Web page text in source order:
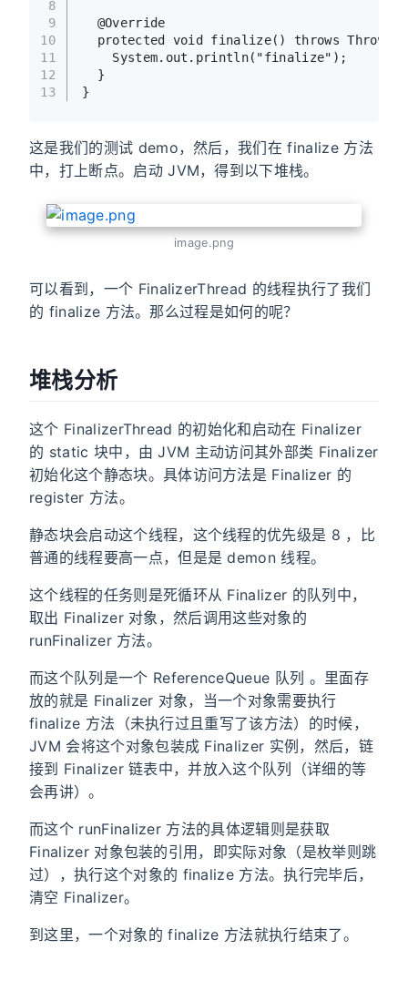
8
9
10
11
12
13
@Override
protected
void finalize() throws
    System.out.println(
"finalize" );
  }
}
这是我们的测试 demo，然后，我们在 finalize 方法
中，打上断点。启动 JVM，得到以下堆栈。
image.png
可以看到，一个 FinalizerThread 的线程执行了我们
的 finalize 方法。那么过程是如何的呢？
堆栈分析
这个 FinalizerThread 的初始化和启动在 Finalizer
的 static 块中，由 JVM 主动访问其外部类 Finalizer
初始化这个静态块。具体访问方法是 Finalizer 的
register 方法。
静态块会启动这个线程，这个线程的优先级是 8 ，比
普通的线程要高一点，但是是 demon 线程。
这个线程的任务则是死循环从 Finalizer 的队列中，
取出 Finalizer 对象，然后调用这些对象的
runFinalizer 方法。
而这个队列是一个 ReferenceQueue 队列 。里面存
放的就是 Finalizer 对象，当一个对象需要执行
finalize 方法（未执行过且重写了该方法）的时候，
JVM 会将这个对象包装成 Finalizer 实例，然后，链
接到 Finalizer 链表中，并放入这个队列（详细的等
会再讲）。
而这个 runFinalizer 方法的具体逻辑则是获取
Finalizer 对象包装的引用，即实际对象（是枚举则跳
过），执行这个对象的 finalize 方法。执行完毕后，
清空 Finalizer。
到这里，一个对象的 finalize 方法就执行结束了。